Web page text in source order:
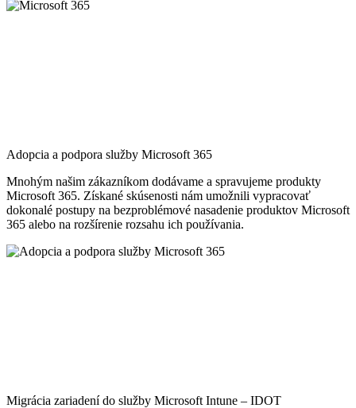
Adopcia a podpora služby Microsoft 365
Mnohým našim zákazníkom dodávame a spravujeme produkty
Microsoft 365. Získané skúsenosti nám umožnili vypracovať
dokonalé postupy na bezproblémové nasadenie produktov Microsoft
365 alebo na rozšírenie rozsahu ich používania.
Migrácia zariadení do služby Microsoft Intune – IDOT